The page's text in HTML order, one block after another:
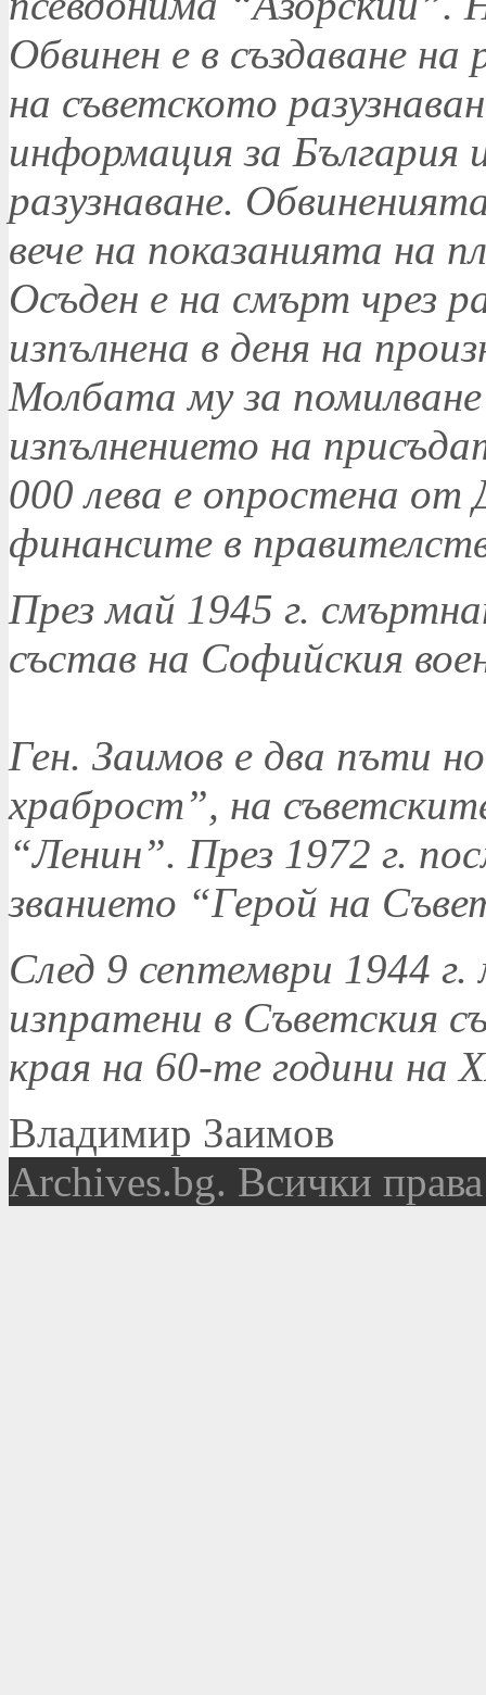
Обвинен е в създаване на
на съветското
информация за България
разузнаване.
вече на показанията на
Осъден е на смърт чрез
изпълнена в деня на
Молбата му за помилване
изпълнението на
000 лева е опростена
финансите в
През май 1945 г.
състав на Софийския
Ген. Заимов е два пъти
храброст”, на
“Ленин”. През 1972 г.
званието “Герой на
След 9 септември 1944
изпратени в Съветския
края на 60-те години на
Владимир Заимов
Аrchives.bg. Всички права